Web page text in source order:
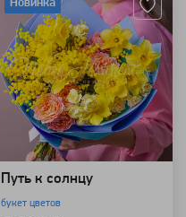
Новинка
Путь к солнцу
букет цветов